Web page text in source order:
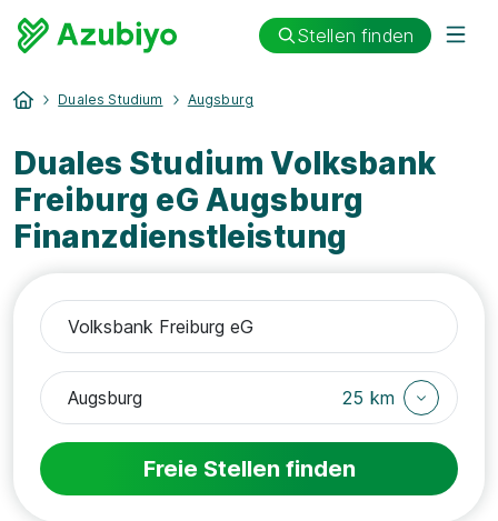
Stellen finden
Duales Studium Augsburg
Duales Studium Volksbank
Freiburg eG Augsburg
Finanzdienstleistung
25 km
Freie Stellen finden